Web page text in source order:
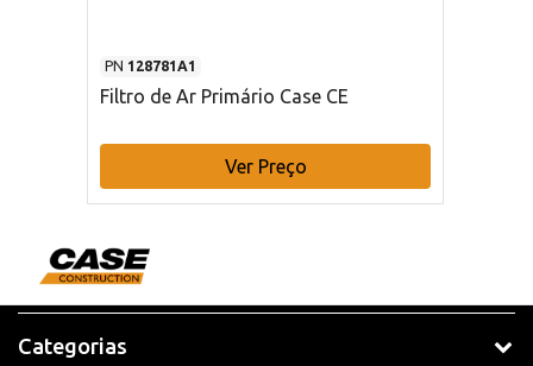
PN 128781A1
Filtro de Ar Primário Case CE
Ver Preço
Categorias